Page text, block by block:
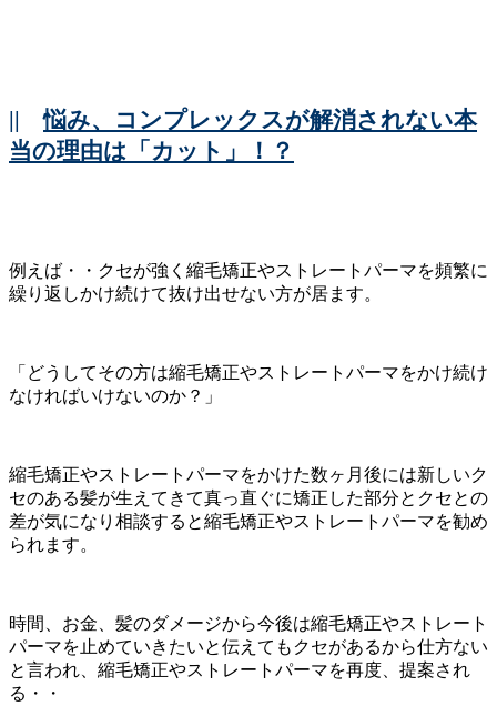
||悩み、コンプレックスが解消されない本
当の理由は「カット」！？
例えば・・クセが強く縮毛矯正やストレートパーマを頻繁に
繰り返しかけ続けて抜け出せない方が居ます。
「どうしてその方は縮毛矯正やストレートパーマをかけ続け
なければいけないのか？」
縮毛矯正やストレートパーマをかけた数ヶ月後には新しいク
セのある髪が生えてきて真っ直ぐに矯正した部分とクセとの
差が気になり相談すると縮毛矯正やストレートパーマを勧め
られます。
時間、お金、髪のダメージから今後は縮毛矯正やストレート
パーマを止めていきたいと伝えてもクセがあるから仕方ない
と言われ、縮毛矯正やストレートパーマを再度、提案され
る・・